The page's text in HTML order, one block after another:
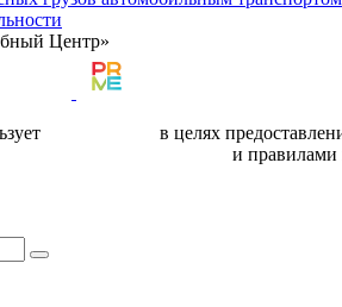
Центр»
в целях
и